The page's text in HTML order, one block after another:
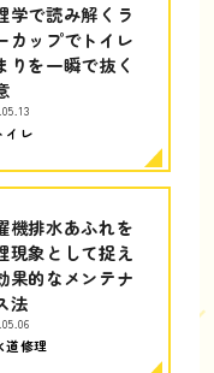
学で読み解くラ
カップでトイレ
りを一瞬で抜く
イレ
機排水あふれを
現象として捉え
果的なメンテナ
法
道修理